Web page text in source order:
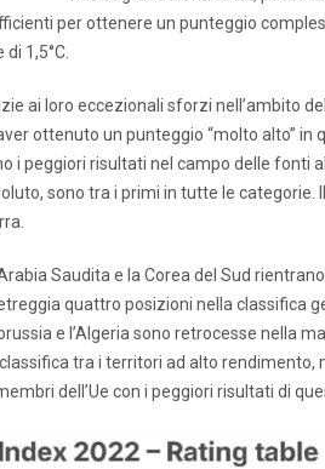
per ottenere un punteggio
1,5°C.
ai loro eccezionali sforzi nell’ambito
ottenuto un punteggio “molto alto” in
i peggiori risultati nel campo delle fonti
sono tra i primi in tutte le categorie.
Saudita e la Corea del Sud
quattro posizioni nella classifica
e l’Algeria sono retrocesse nella
classifica tra i territori ad alto
dell’Ue con i peggiori risultati di